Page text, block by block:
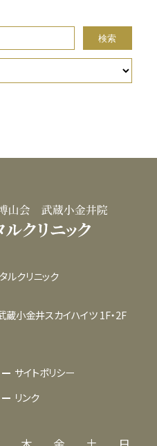
クリニック
小金井スカイハイツ 1F・2F
サイトポリシー
リンク